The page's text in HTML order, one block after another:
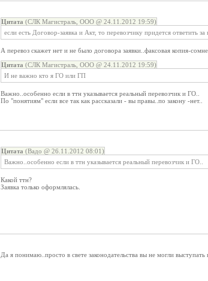
Цитата (СЛК Магистраль, ООО @ 24.11.2012 19:59)
если есть Договор-заявка и Акт, то перевозчику придется ответить за
А перевоз скажет нет и не было договора заявки..факсовая копия-
Цитата (СЛК Магистраль, ООО @ 24.11.2012 19:59)
И не важно кто я ГО или ГП
Важно..особенно если в ттн указывается реальный перевозчик и ГО..
По "понятиям" если все так как рассказали - вы правы..по закону -нет..
Цитата (Вадо @ 26.11.2012 08:01)
Важно..особенно если в ттн указывается реальный перевозчик и ГО..
Какой ттн?
Заявка только оформлялась.
Да я понимаю..просто в свете законодательства вы не могли